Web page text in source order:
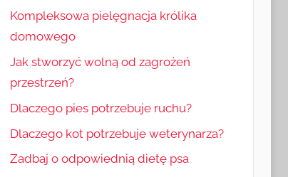
Kompleksowa pielęgnacja królika
domowego
Jak stworzyć wolną od zagrożeń
przestrzeń?
Dlaczego pies potrzebuje ruchu?
Dlaczego kot potrzebuje weterynarza?
Zadbaj o odpowiednią dietę psa